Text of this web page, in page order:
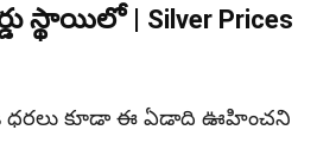
స్థాయిలో | Silver Prices
ధరలు కూడా ఈ ఏడాది ఊహించని